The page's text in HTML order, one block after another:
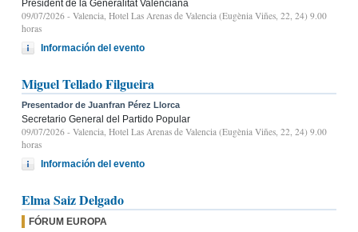
President de la Generalitat Valenciana
09/07/2026 - Valencia, Hotel Las Arenas de Valencia (Eugènia Viñes, 22, 24) 9.00
horas
Información del evento
Miguel Tellado Filgueira
Presentador de Juanfran Pérez Llorca
Secretario General del Partido Popular
09/07/2026 - Valencia, Hotel Las Arenas de Valencia (Eugènia Viñes, 22, 24) 9.00
horas
Información del evento
Elma Saiz Delgado
FÓRUM EUROPA